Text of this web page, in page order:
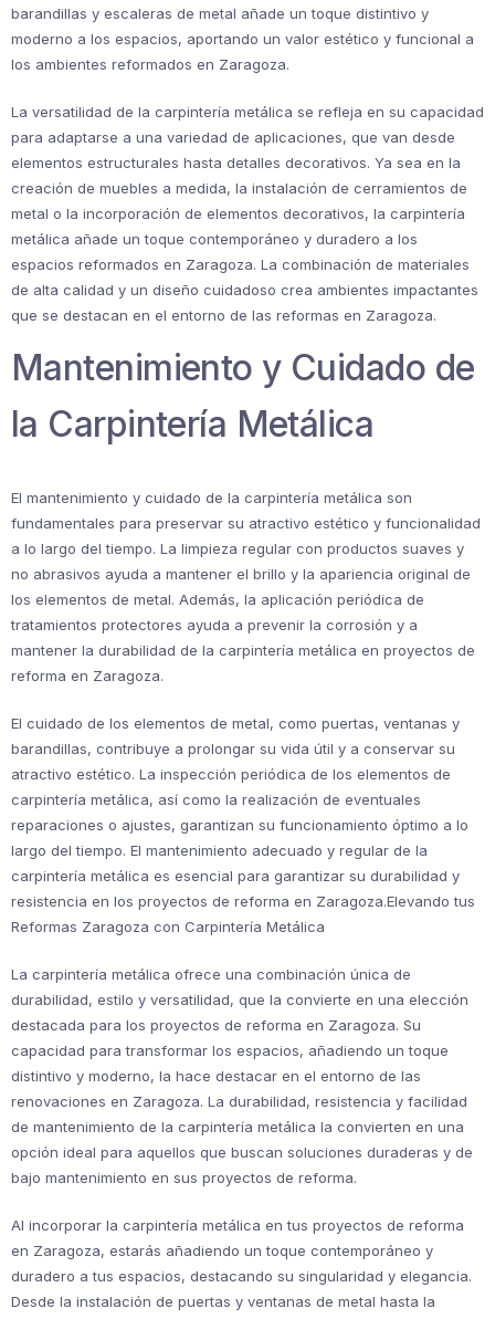
barandillas y escaleras de metal añade un toque distintivo y
moderno a los espacios, aportando un valor estético y funcional a
los ambientes reformados en Zaragoza.
La versatilidad de la carpintería metálica se refleja en su capacidad
para adaptarse a una variedad de aplicaciones, que van desde
elementos estructurales hasta detalles decorativos. Ya sea en la
creación de muebles a medida, la instalación de cerramientos de
metal o la incorporación de elementos decorativos, la carpintería
metálica añade un toque contemporáneo y duradero a los
espacios reformados en Zaragoza. La combinación de materiales
de alta calidad y un diseño cuidadoso crea ambientes impactantes
que se destacan en el entorno de las reformas en Zaragoza.
Mantenimiento y Cuidado de
la Carpintería Metálica
El mantenimiento y cuidado de la carpintería metálica son
fundamentales para preservar su atractivo estético y funcionalidad
a lo largo del tiempo. La limpieza regular con productos suaves y
no abrasivos ayuda a mantener el brillo y la apariencia original de
los elementos de metal. Además, la aplicación periódica de
tratamientos protectores ayuda a prevenir la corrosión y a
mantener la durabilidad de la carpintería metálica en proyectos de
reforma en Zaragoza.
El cuidado de los elementos de metal, como puertas, ventanas y
barandillas, contribuye a prolongar su vida útil y a conservar su
atractivo estético. La inspección periódica de los elementos de
carpintería metálica, así como la realización de eventuales
reparaciones o ajustes, garantizan su funcionamiento óptimo a lo
largo del tiempo. El mantenimiento adecuado y regular de la
carpintería metálica es esencial para garantizar su durabilidad y
resistencia en los proyectos de reforma en Zaragoza.Elevando tus
Reformas Zaragoza con Carpintería Metálica
La carpintería metálica ofrece una combinación única de
durabilidad, estilo y versatilidad, que la convierte en una elección
destacada para los proyectos de reforma en Zaragoza. Su
capacidad para transformar los espacios, añadiendo un toque
distintivo y moderno, la hace destacar en el entorno de las
renovaciones en Zaragoza. La durabilidad, resistencia y facilidad
de mantenimiento de la carpintería metálica la convierten en una
opción ideal para aquellos que buscan soluciones duraderas y de
bajo mantenimiento en sus proyectos de reforma.
Al incorporar la carpintería metálica en tus proyectos de reforma
en Zaragoza, estarás añadiendo un toque contemporáneo y
duradero a tus espacios, destacando su singularidad y elegancia.
Desde la instalación de puertas y ventanas de metal hasta la